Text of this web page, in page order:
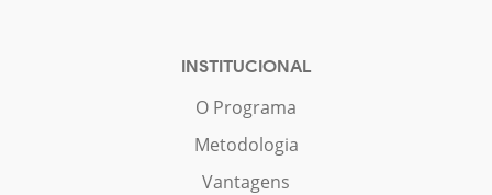
INSTITUCIONAL
O Programa
Metodologia
Vantagens